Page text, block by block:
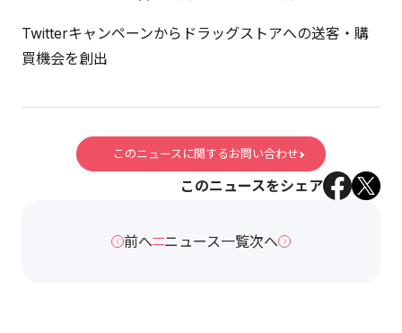
Twitterキャンペーンからドラッグストアへの送客・購
買機会を創出
このニュースに関するお問い合わせ
このニュースをシェア
前へ ニュース一覧次へ